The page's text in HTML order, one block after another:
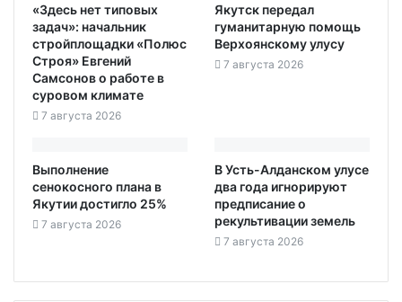
«Здесь нет типовых
задач»: начальник
стройплощадки «Полюс
Строя» Евгений
Самсонов о работе в
суровом климате
7 августа 2026
Якутск передал
гуманитарную помощь
Верхоянскому улусу
7 августа 2026
Выполнение
сенокосного плана в
Якутии достигло 25%
7 августа 2026
В Усть-Алданском улусе
два года игнорируют
предписание о
рекультивации земель
7 августа 2026